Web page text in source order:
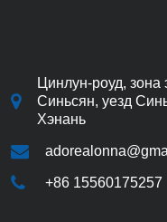
Цинлун-роуд, зона
Синьсян, уезд
Хэнань
+86 15560175257